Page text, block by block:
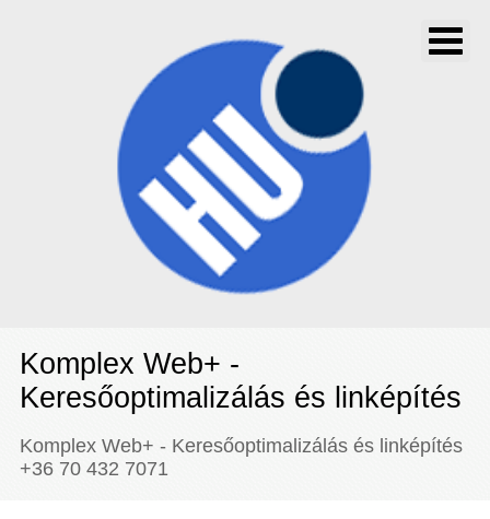
Komplex Web+ -
Keresőoptimalizálás és linképítés
Komplex Web+ - Keresőoptimalizálás és linképítés
+36 70 432 7071